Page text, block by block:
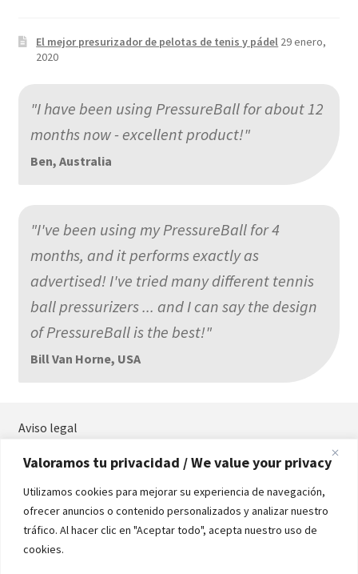
Valoramos tu privacidad / We value your privacy
Utilizamos cookies para mejorar su experiencia de navegación,
ofrecer anuncios o contenido personalizados y analizar nuestro
tráfico. Al hacer clic en "Aceptar todo", acepta nuestro uso de
cookies.
El mejor presurizador de pelotas de tenis y pádel 29 enero,
2020
"I have been using PressureBall for about 12
months now - excellent product!"
Ben, Australia
"I've been using my PressureBall for 4
months, and it performs exactly as
advertised! I've tried many different tennis
ball pressurizers ... and I can say the design
of PressureBall is the best!"
Bill Van Horne, USA
Aviso legal
Política de privacidad
Política de cookies
Contacta
Manual